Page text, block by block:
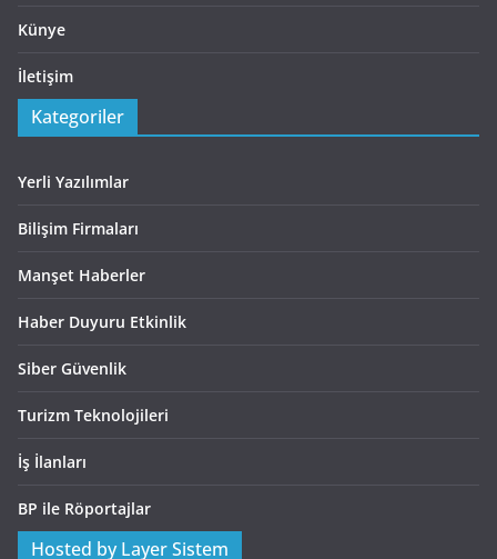
Künye
İletişim
Kategoriler
Yerli Yazılımlar
Bilişim Firmaları
Manşet Haberler
Haber Duyuru Etkinlik
Siber Güvenlik
Turizm Teknolojileri
İş İlanları
BP ile Röportajlar
Hosted by Layer Sistem